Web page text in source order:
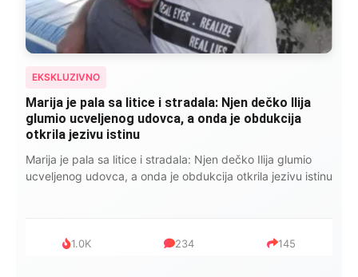
EKSKLUZIVNO
Marija je pala sa litice i stradala: Njen dečko Ilija
glumio ucveljenog udovca, a onda je obdukcija
otkrila jezivu istinu
Marija je pala sa litice i stradala: Njen dečko Ilija glumio
ucveljenog udovca, a onda je obdukcija otkrila jezivu istinu
1.0K 234 145